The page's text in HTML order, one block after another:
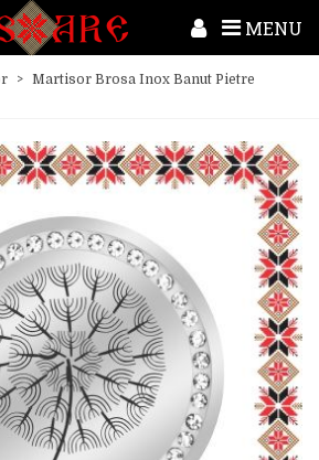
MENU
> Martisor Brosa Inox Banut Pietre